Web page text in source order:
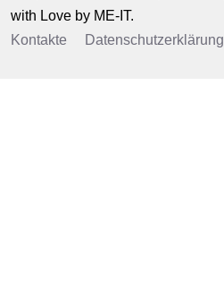
with Love by ME-IT.
Kontakte
Datenschutzerklärung